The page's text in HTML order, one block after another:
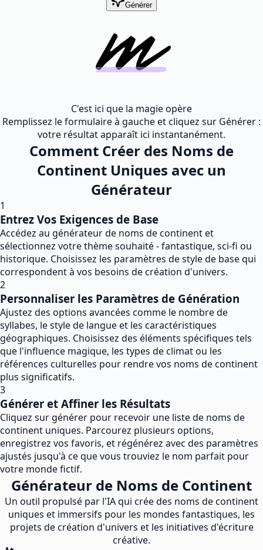
Générer
C'est ici que la magie opère
Remplissez le formulaire à gauche et cliquez sur Générer :
votre résultat apparaît ici instantanément.
Comment Créer des Noms de
Continent Uniques avec un
Générateur
1
Entrez Vos Exigences de Base
Accédez au générateur de noms de continent et
sélectionnez votre thème souhaité - fantastique, sci-fi ou
historique. Choisissez les paramètres de style de base qui
correspondent à vos besoins de création d'univers.
2
Personnaliser les Paramètres de Génération
Ajustez des options avancées comme le nombre de
syllabes, le style de langue et les caractéristiques
géographiques. Choisissez des éléments spécifiques tels
que l'influence magique, les types de climat ou les
références culturelles pour rendre vos noms de continent
plus significatifs.
3
Générer et Affiner les Résultats
Cliquez sur générer pour recevoir une liste de noms de
continent uniques. Parcourez plusieurs options,
enregistrez vos favoris, et régénérez avec des paramètres
ajustés jusqu'à ce que vous trouviez le nom parfait pour
votre monde fictif.
Générateur de Noms de Continent
Un outil propulsé par l'IA qui crée des noms de continent
uniques et immersifs pour les mondes fantastiques, les
projets de création d'univers et les initiatives d'écriture
créative.